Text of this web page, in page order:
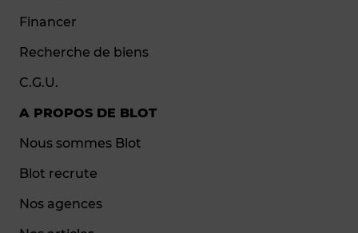
Financer
Recherche de biens
C.G.U.
A PROPOS DE BLOT
Nous sommes Blot
Blot recrute
Nos agences